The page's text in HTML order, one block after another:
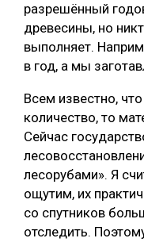
разрешённый
древесины, но
выполняет.
в год, а мы
Всем известно,
количество, то
Сейчас
лесорубами». Я
ощутим, их
со спутников
отследить.